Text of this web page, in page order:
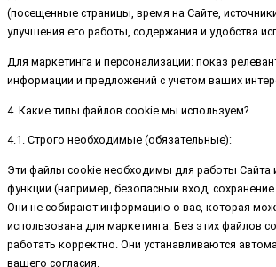
(посещенные страницы, время на Сайте,
улучшения его работы, содержания и удобства
Для маркетинга и персонализации: показ
информации и предложений с учетом ваших
4. Какие типы файлов cookie мы используем?
4.1. Строго необходимые (обязательные):
Эти файлы cookie необходимы для работы Сайта
функций (например, безопасный вход, сохранение
Они не собирают информацию о вас, которая
использована для маркетинга. Без этих файлов
работать корректно. Они устанавливаются
вашего согласия.